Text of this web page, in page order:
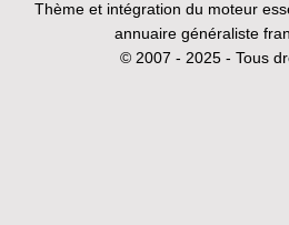
Thème et intégration du moteur
annuaire généraliste
© 2007 - 2025 - Tous